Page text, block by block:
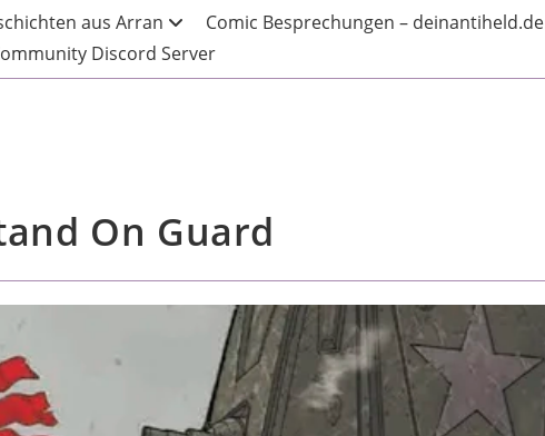
aus Arran Comic Besprechungen – deinantiheld.de
Discord Server
On Guard